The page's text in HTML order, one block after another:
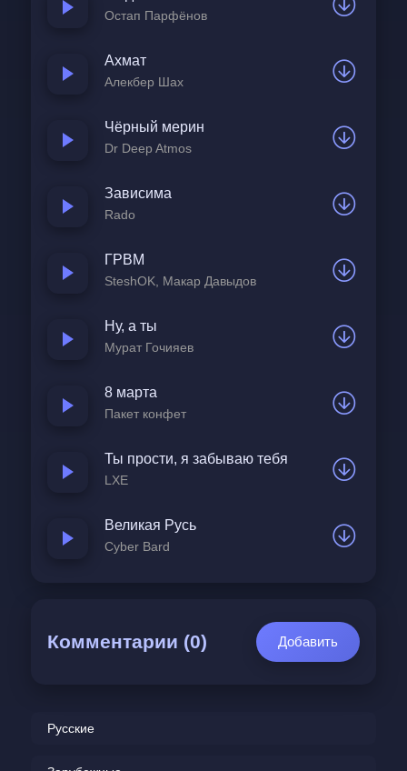
Остап Парфёнов
Ахмат
Алекбер Шах
Чёрный мерин
Dr Deep Atmos
Зависима
Rado
ГРВМ
SteshOK, Макар Давыдов
Ну, а ты
Мурат Гочияев
8 марта
Пакет конфет
Ты прости, я забываю тебя
LXE
Великая Русь
Cyber Bard
Комментарии (0) Добавить
Русские